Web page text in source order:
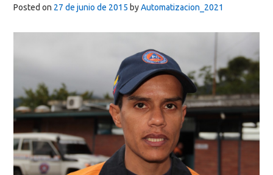
Posted on 27 de junio de 2015 byAutomatizacion_2021